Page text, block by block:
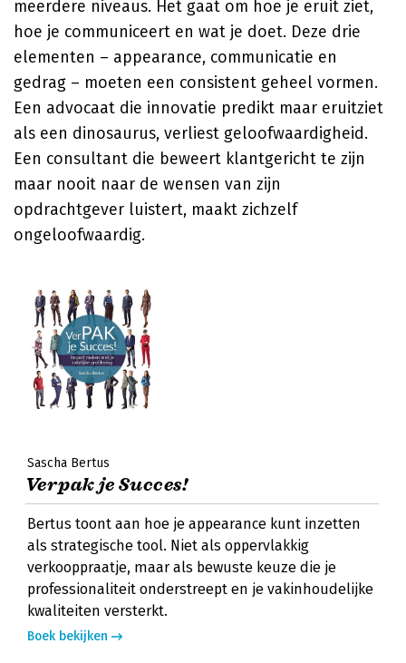
meerdere niveaus. Het gaat om hoe je eruit ziet,
hoe je communiceert en wat je doet. Deze drie
elementen – appearance, communicatie en
gedrag – moeten een consistent geheel vormen.
Een advocaat die innovatie predikt maar eruitziet
als een dinosaurus, verliest geloofwaardigheid.
Een consultant die beweert klantgericht te zijn
maar nooit naar de wensen van zijn
opdrachtgever luistert, maakt zichzelf
ongeloofwaardig.
Sascha Bertus
Verpak je Succes!
Bertus toont aan hoe je appearance kunt inzetten
als strategische tool. Niet als oppervlakkig
verkooppraatje, maar als bewuste keuze die je
professionaliteit onderstreept en je vakinhoudelijke
kwaliteiten versterkt.
Boek bekijken